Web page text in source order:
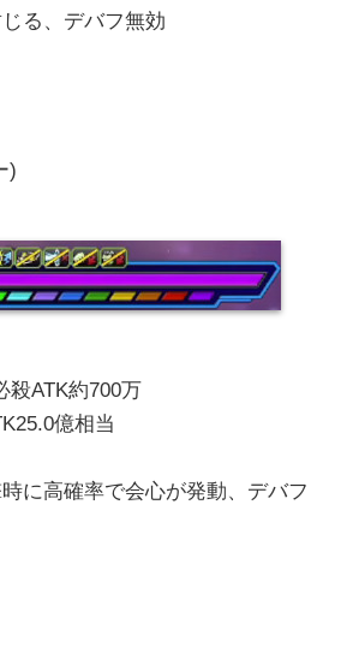
る、デバフ無効
)
殺ATK約700万
億相当
に高確率で会心が発動、デバフ